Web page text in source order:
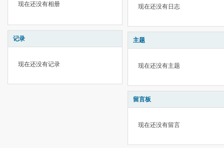
现在还没有相册
记录
现在还没有记录
现在还没有日志
主题
现在还没有主题
留言板
现在还没有留言